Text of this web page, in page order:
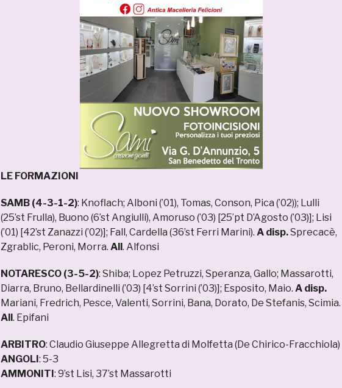
LE FORMAZIONI
SAMB (4-3-1-2): Knoflach; Alboni (’01), Tomas, Conson, Pica (’02)); Lulli
(25’st Frulla), Buono (6’st Angiulli), Amoruso (’03) [25’pt D’Agosto (’03)]; Lisi
(’01) [42’st Zanazzi (’02)]; Fall, Cardella (36’st Ferri Marini). A disp.Sprecacè,
Zgrablic, Peroni, Morra. All. Alfonsi
NOTARESCO (3-5-2): Shiba; Lopez Petruzzi, Speranza, Gallo; Massarotti,
Diarra, Bruno, Bellardinelli (’03) [4’st Sorrini (’03)]; Esposito, Maio. A disp.
Mariani, Fredrich, Pesce, Valenti, Sorrini, Bana, Dorato, De Stefanis, Scimia.
All. Epifani
ARBITRO: Claudio Giuseppe Allegretta di Molfetta (De Chirico-Fracchiola)
ANGOLI: 5-3
AMMONITI: 9’st Lisi, 37’st Massarotti